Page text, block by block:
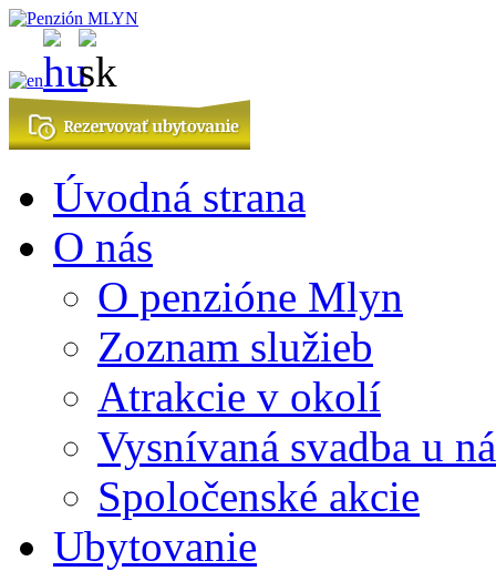
Úvodná strana
O nás
O penzióne Mlyn
Zoznam služieb
Atrakcie v okolí
Vysnívaná svadba u
Spoločenské akcie
Ubytovanie